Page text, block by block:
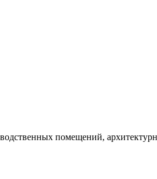
помещений,